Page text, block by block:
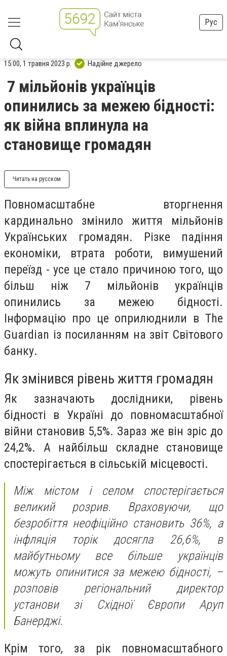
Рус
15:00, 1 травня 2023 р. Надійне джерело
7 мільйонів українців
опинились за межею бідності:
як війна вплинула на
становище громадян
Читать на русском
Повномасштабне вторгнення
кардинально змінило життя мільйонів
Українських громадян. Різке падіння
економіки, втрата роботи, вимушений
переїзд - усе це стало причиною того, що
більш ніж 7 мільйонів українців
опинились за межею бідності.
Інформацію про це оприлюднили в The
Guardian із посиланням на звіт Світового
банку.
Як змінився рівень життя громадян
Як зазначають дослідники, рівень
бідності в Україні до повномасштабної
війни становив 5,5%. Зараз же він зріс до
24,2%. А найбільш складне становище
спостерігається в сільській місцевості.
Між містом і селом спостерігається
великий розрив. Враховуючи, що
безробіття неофіційно становить 36%, а
інфляція торік досягла 26,6%, в
майбутньому все більше українців
можуть опинитися за межею бідності, –
розповів регіональний директор
установи зі Східної Європи Аруп
Банерджі.
Крім того, за рік повномасштабного